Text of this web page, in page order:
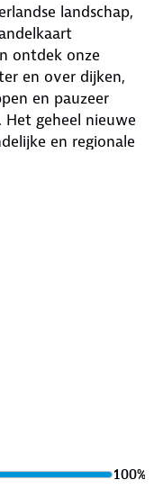
landschap,
ontdek onze
en over dijken,
en pauzeer
Het geheel nieuwe
en regionale
De
In totaal
100%